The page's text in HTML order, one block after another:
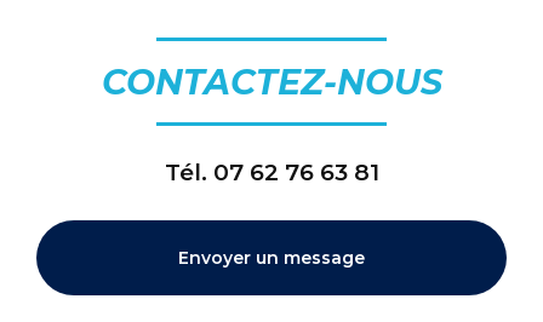
CONTACTEZ-NOUS
Tél. 07 62 76 63 81
Envoyer un message